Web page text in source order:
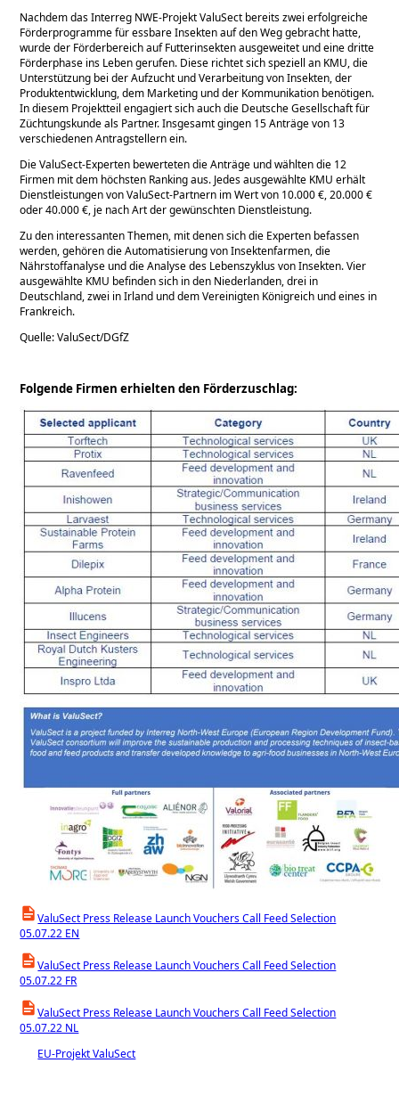
Nachdem das Interreg NWE-Projekt ValuSect bereits zwei erfolgreiche
Förderprogramme für essbare Insekten auf den Weg gebracht hatte,
wurde der Förderbereich auf Futterinsekten ausgeweitet und eine dritte
Förderphase ins Leben gerufen. Diese richtet sich speziell an KMU, die
Unterstützung bei der Aufzucht und Verarbeitung von Insekten, der
Produktentwicklung, dem Marketing und der Kommunikation benötigen.
In diesem Projektteil engagiert sich auch die Deutsche Gesellschaft für
Züchtungskunde als Partner. Insgesamt gingen 15 Anträge von 13
verschiedenen Antragstellern ein.
Die ValuSect-Experten bewerteten die Anträge und wählten die 12
Firmen mit dem höchsten Ranking aus. Jedes ausgewählte KMU erhält
Dienstleistungen von ValuSect-Partnern im Wert von 10.000 €, 20.000 €
oder 40.000 €, je nach Art der gewünschten Dienstleistung.
Zu den interessanten Themen, mit denen sich die Experten befassen
werden, gehören die Automatisierung von Insektenfarmen, die
Nährstoffanalyse und die Analyse des Lebenszyklus von Insekten. Vier
ausgewählte KMU befinden sich in den Niederlanden, drei in
Deutschland, zwei in Irland und dem Vereinigten Königreich und eines in
Frankreich.
Quelle: ValuSect/DGfZ
Folgende Firmen erhielten den Förderzuschlag:
ValuSect Press Release Launch Vouchers Call Feed Selection
05.07.22 EN
ValuSect Press Release Launch Vouchers Call Feed Selection
05.07.22 FR
ValuSect Press Release Launch Vouchers Call Feed Selection
05.07.22 NL
EU-Projekt ValuSect